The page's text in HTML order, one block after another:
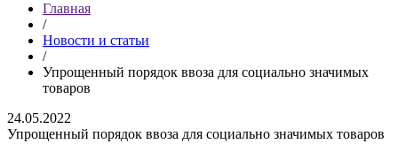
Главная
/
Новости и статьи
/
Упрощенный порядок ввоза для социально значимых
товаров
24.05.2022
Упрощенный порядок ввоза для социально значимых товаров